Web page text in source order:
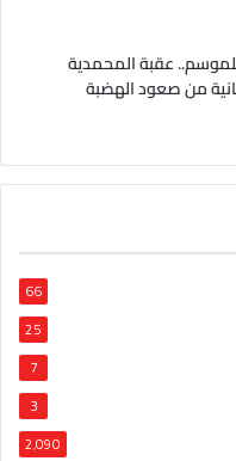
عقبة المحمدية
من صعود الهضبة
66
25
7
3
2٬090